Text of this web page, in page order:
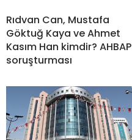
Rıdvan Can, Mustafa
Göktuğ Kaya ve Ahmet
Kasım Han kimdir? AHBAP
soruşturması